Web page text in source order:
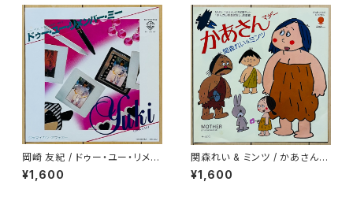
岡崎 友紀 / ドゥー・ユー・リメン
バー・ミー
¥1,600
関森れい & ミンツ / かあさん
(マザー)
¥1,600